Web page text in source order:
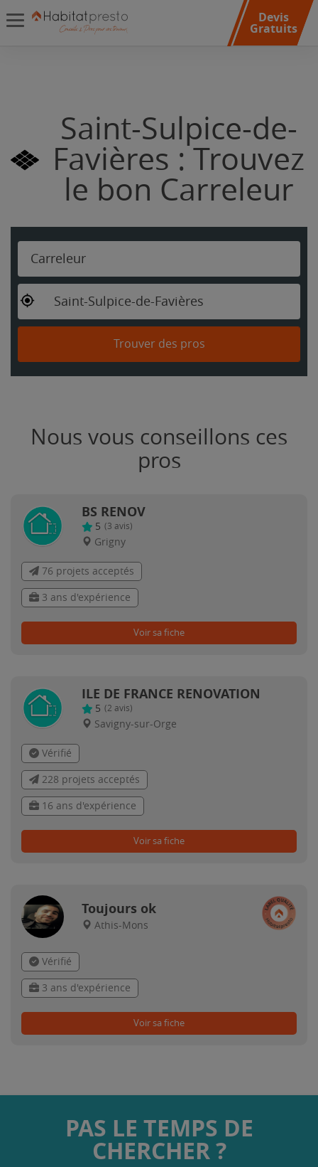
Devis
Gratuits
Saint-Sulpice-de-
Favières : Trouvez
le bon Carreleur
Carreleur
Saint-Sulpice-de-Favières
Trouver des pros
Nous vous conseillons ces
pros
BS RENOV
5 (3 avis)
Grigny
76 projets acceptés
3 ans d'expérience
Voir sa fiche
ILE DE FRANCE RENOVATION
5 (2 avis)
Savigny-sur-Orge
Vérifié
228 projets acceptés
16 ans d'expérience
Voir sa fiche
Toujours ok
Athis-Mons
Vérifié
3 ans d'expérience
Voir sa fiche
PAS LE TEMPS DE
CHERCHER ?